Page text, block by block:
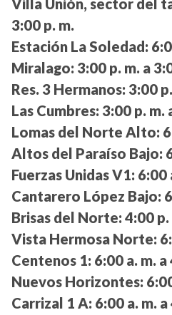
Villa Unión, sector del
3:00 p. m.
Estación La Soledad:
Miralago: 3:00 p. m. a
Res. 3 Hermanos: 3:00
Las Cumbres: 3:00 p. m.
Lomas del Norte Alto:
Altos del Paraíso Bajo:
Fuerzas Unidas V1: 6:00
Cantarero López Bajo:
Brisas del Norte: 4:00 p.
Vista Hermosa Norte:
Centenos 1: 6:00 a. m. a
Nuevos Horizontes:
Carrizal 1 A: 6:00 a. m.